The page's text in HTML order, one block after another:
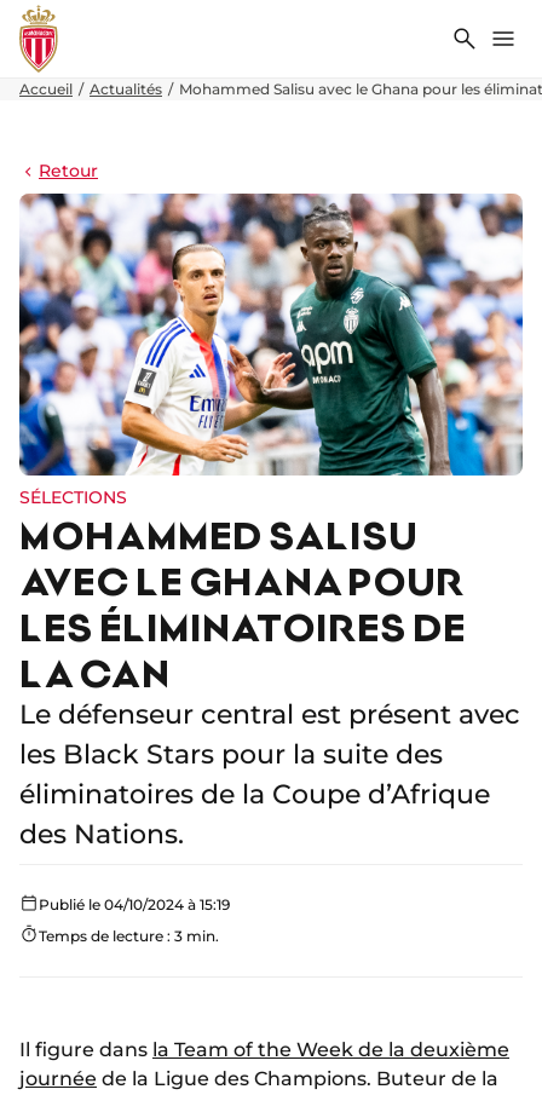
Accueil Actualités Mohammed Salisu avec le Ghana pour les
Retour
SÉLECTIONS
MOHAMMED SALISU
AVEC LE GHANA POUR
LES ÉLIMINATOIRES DE
LA CAN
Le défenseur central est présent avec
les Black Stars pour la suite des
éliminatoires de la Coupe d’Afrique
des Nations.
Publié le 04/10/2024 à 15:19
Temps de lecture : 3 min.
Il figure dans la Team of the Week de la deuxième
journée de la Ligue des Champions. Buteur de la